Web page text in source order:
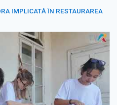
IMPLICATĂ ÎN RESTAURAREA